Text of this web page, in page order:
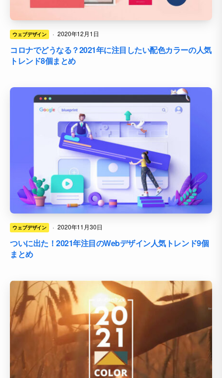
ウェブデザイン · 2020年12月1日
コロナでどうなる？2021年に注目したい配色カラーの人気
トレンド8個まとめ
ウェブデザイン · 2020年11月30日
ついに出た！2021年注目のWebデザイン人気トレンド9個
まとめ